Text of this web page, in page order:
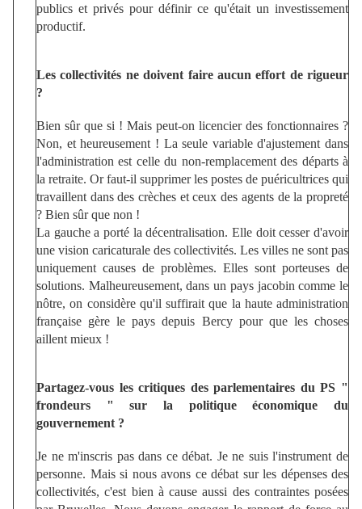
publics et privés pour définir ce qu'était un investissement
productif.
Les collectivités ne doivent faire aucun effort de rigueur
?
Bien sûr que si ! Mais peut-on licencier des fonctionnaires ?
Non, et heureusement ! La seule variable d'ajustement dans
l'administration est celle du non-remplacement des départs à
la retraite. Or faut-il supprimer les postes de puéricultrices qui
travaillent dans des crèches et ceux des agents de la propreté
? Bien sûr que non !
La gauche a porté la décentralisation. Elle doit cesser d'avoir
une vision caricaturale des collectivités. Les villes ne sont pas
uniquement causes de problèmes. Elles sont porteuses de
solutions. Malheureusement, dans un pays jacobin comme le
nôtre, on considère qu'il suffirait que la haute administration
française gère le pays depuis Bercy pour que les choses
aillent mieux !
Partagez-vous les critiques des parlementaires du PS "
frondeurs " sur la politique économique du
gouvernement ?
Je ne m'inscris pas dans ce débat. Je ne suis l'instrument de
personne. Mais si nous avons ce débat sur les dépenses des
collectivités, c'est bien à cause aussi des contraintes posées